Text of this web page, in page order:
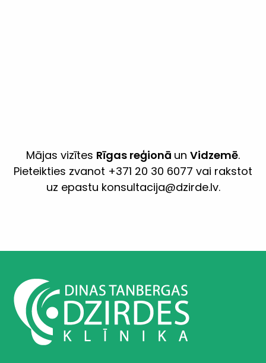
Mājas vizītes Rīgas reģionā un Vidzemē.
Pieteikties zvanot +371 20 30 6077 vai rakstot
uz epastu konsultacija@dzirde.lv.